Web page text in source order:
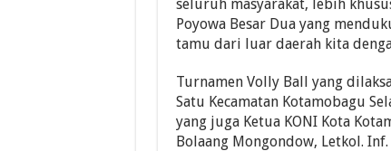
seluruh masyarakat, lebih
Poyowa Besar Dua yang
tamu dari luar daerah kita
Turnamen Volly Ball yang
Satu Kecamatan Kotamobagu
yang juga Ketua KONI Kota
Bolaang Mongondow, Letkol.